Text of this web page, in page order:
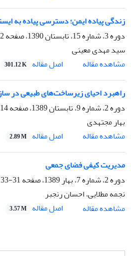
زندگی پیاده ایمن؛ دسترسی پیاده به
دوره 3، شماره 15، تابستان 1390، صفحه
سید مهدی معینی
مشاهده مقاله
اصل مقاله 301.12 K
راهبرد احیای زیرساخت‌های طبیعی در
دوره 2، شماره 9، تابستان 1389، صفحه
14-17
بهار مجتهدی
مشاهده مقاله
اصل مقاله 2.89 M
مدیریت کیفی فضای جمعی
دوره 2، شماره 7، بهار 1389، صفحه
31-33
نجمه مطلایی، احسان رنجبر
مشاهده مقاله
اصل مقاله 3.57 M